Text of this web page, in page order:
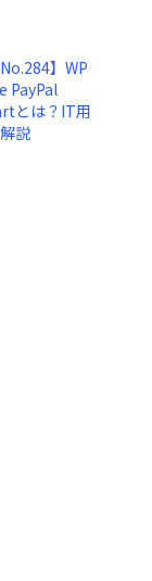
】WP
PayPal
とは？IT用
説